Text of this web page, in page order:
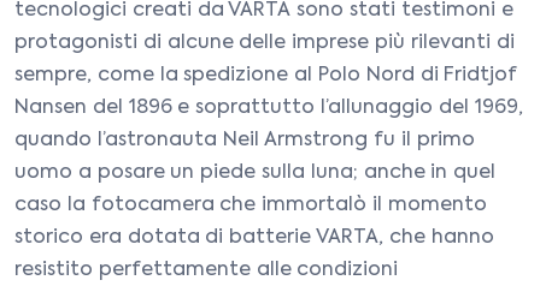
tecnologici creati da VARTA sono stati testimoni e
protagonisti di alcune delle imprese più rilevanti di
sempre, come la spedizione al Polo Nord di Fridtjof
Nansen del 1896 e soprattutto l’allunaggio del 1969,
quando l’astronauta Neil Armstrong fu il primo
uomo a posare un piede sulla luna; anche in quel
caso la fotocamera che immortalò il momento
storico era dotata di batterie VARTA, che hanno
resistito perfettamente alle condizioni